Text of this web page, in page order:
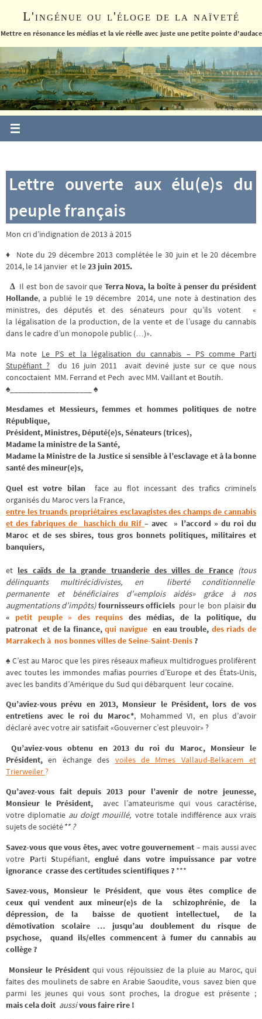
le
L'ingénue ou l'éloge de la naïveté
Mettre en résonance les médias et la vie réelle avec juste une petite pointe d'audace
Lettre ouverte aux élu(e)s du
peuple français
Mon cri d’indignation de 2013 à 2015
♦ Note du 29 décembre 2013 complétée le 30 juin et le 20 décembre
2014, le 14 janvier et le23 juin 2015.
Δ Il est bon de savoir que Terra Nova, la boîte à penser du président
Hollande, a publié le 19 décembre 2014, une note à destination des
ministres, des députés et des sénateurs pour qu’ils votent «
la légalisation de la production, de la vente et de l’usage du cannabis
dans le cadre d’un monopole public (…)».
Ma note Le PS et la légalisation du cannabis – PS comme Parti
Stupéfiant ?
du 16 juin 2011 avait deviné juste sur ce que nous
concoctaient MM. Ferrand et Pech avec MM. Vaillant et Boutih.
♠____________________ ♠
Mesdames et Messieurs, femmes et hommes politiques de notre
République,
Président, Ministres, Député(e)s, Sénateurs (trices),
Madame la ministre de la Santé,
Madame la Ministre de la Justice si sensible à l’esclavage et à la bonne
santé des mineur(e)s,
Quel est votre bilan face au flot incessant des trafics criminels
organisés du Maroc vers la France,
entre les truands propriétaires esclavagistes des champs de cannabis
et des fabriques de haschich du Rif – avec » l’accord » du roi du
Maroc et de ses sbires, tous gros bonnets politiques, militaires et
banquiers,
et les caïds de la grande truanderie des villes de France (tous
délinquants multirécidivistes, en liberté conditionnelle
permanente et bénéficiaires d’«emplois aidés» grâce à nos
augmentations d’impôts)fournisseurs officiels pour le bon plaisirdu
« petit peuple » des requins des médias, de la politique, du
patronat et de la finance,qui navigue en eau trouble, des riads de
Marrakech à nos bonnes villes de Seine-Saint-Denis ?
♠ C’est au Maroc que les pires réseaux mafieux multidrogues prolifèrent
avec toutes les immondes mafias pourries d’Europe et des États-Unis,
avec les bandits d’Amérique du Sud qui débarquent leur cocaïne.
Qu’aviez-vous prévu en 2013, Monsieur le Président, lors de vos
entretiens avec le roi du Maroc*, Mohammed VI, en plus d’avoir
déclaré avec votre air satisfait «Gouverner c’est pleuvoir» ?
Qu’aviez-vous obtenu en 2013 du roi du Maroc, Monsieur le
Président,en échange des voiles de Mmes Vallaud-Belkacem et
Trierweiler?
Qu’avez-vous fait depuis 2013 pour l’avenir de notre jeunesse,
Monsieur le Président,
avec l’amateurisme qui vous caractérise,
votre diplomatie au doigt mouillé, votre totale indifférence aux vrais
sujets de société**?
Savez-vous que vous êtes, avec votre gouvernement –mais aussi avec
votre Parti Stupéfiant, englué dans votre impuissance par votre
ignorance crasse des certitudes scientifiques ? ***
Savez-vous, Monsieur le Président, que vous êtes complice de
ceux qui vendent aux mineur(e)s de la schizophrénie, de la
dépression, de la baisse de quotient intellectuel, de la
démotivation scolaire … jusqu’au doublement du risque de
psychose, quand ils/elles commencent à fumer du cannabis au
collège ?
Monsieur le Président qui vous réjouissiez de la pluie au Maroc, qui
faites des moulinets de sabre en Arabie Saoudite, vous savez bien que
parmi les jeunes qui vous sont proches, la drogue est présente ;
mais cela doit aussivous faire rire !